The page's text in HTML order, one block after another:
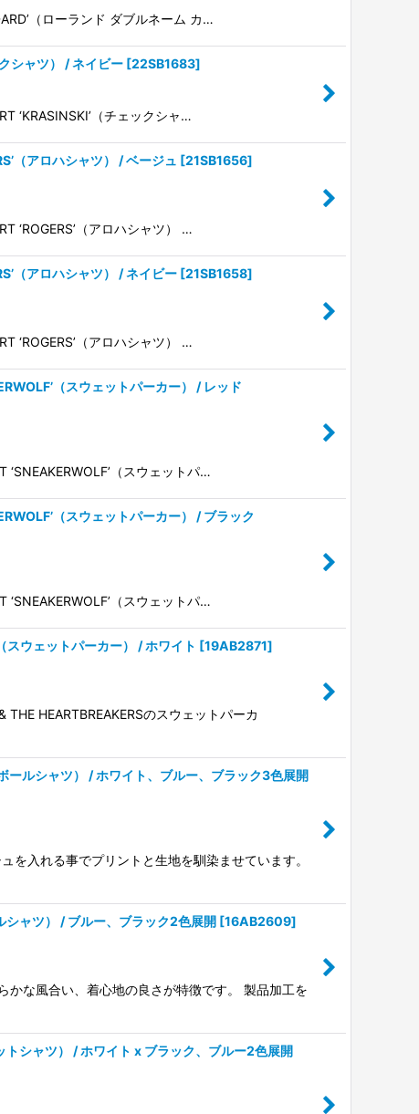
（ローランド ダブルネーム カ…
シャツ） / ネイビー [22SB1683]
‘KRASINSKI’（チェックシャ…
（アロハシャツ） / ベージュ [21SB1656]
‘ROGERS’（アロハシャツ） …
（アロハシャツ） / ネイビー [21SB1658]
‘ROGERS’（アロハシャツ） …
（スウェットパーカー） / レッド
（スウェットパ…
（スウェットパーカー） / ブラック
（スウェットパ…
ウェットパーカー） / ホワイト [19AB2871]
HEARTBREAKERSのスウェットパーカ
ルシャツ） / ホワイト、ブルー、ブラック3色展開
を入れる事でプリントと生地を馴染ませています。
ャツ） / ブルー、ブラック2色展開 [16AB2609]
かな風合い、着心地の良さが特徴です。 製品加工を
シャツ） / ホワイト x ブラック、ブルー2色展開